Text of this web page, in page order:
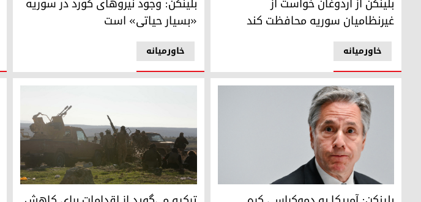
خاورمیانه
غیرنظامیان سوریه محافظت کند
خاورمیانه
«بسیار حیاتی» است
آنتونی بلینکن، وزیر امور خارجه ایالات متحده جنگجویان ضد دولتی در 1 دسامبر 2024 در نزدیکی شهر تل رفعت در شمال سوریه – عکس: خبرگزاری فرانسه